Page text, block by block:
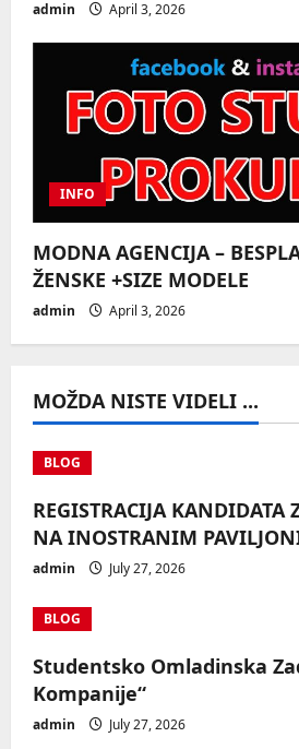
admin April 3, 2026
INFO
MODNA AGENCIJA –
ŽENSKE +SIZE MODELE
admin April 3, 2026
MOŽDA NISTE VIDELI ...
BLOG
REGISTRACIJA KANDIDATA
NA INOSTRANIM
admin July 27, 2026
BLOG
Studentsko Omladinska
Kompanije“
admin July 27, 2026